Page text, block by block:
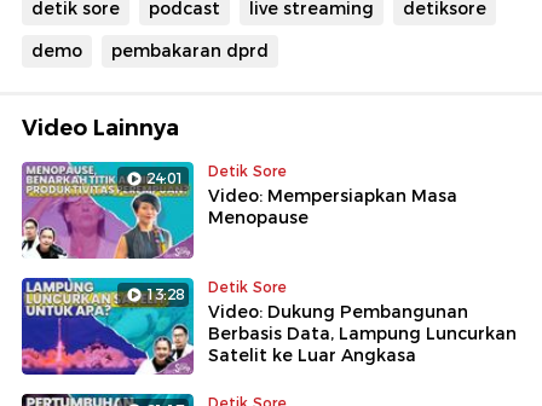
detik sore podcast live streaming
detiksore
demo
pembakaran dprd
Video Lainnya
24:01 Detik Sore
Video: Mempersiapkan Masa
Menopause
13:28 Detik Sore
Video: Dukung Pembangunan
Berbasis Data, Lampung Luncurkan
Satelit ke Luar Angkasa
Detik Sore